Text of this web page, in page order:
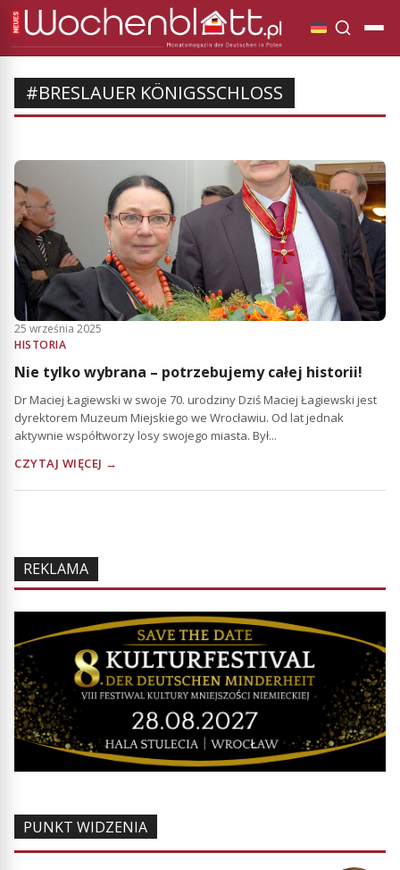
#BRESLAUER KÖNIGSSCHLOSS
25 września 2025
HISTORIA
Nie tylko wybrana – potrzebujemy całej historii!
Dr Maciej Łagiewski w swoje 70. urodziny Dziś Maciej Łagiewski jest
dyrektorem Muzeum Miejskiego we Wrocławiu. Od lat jednak
aktywnie współtworzy losy swojego miasta. Był...
CZYTAJ WIĘCEJ →
REKLAMA
PUNKT WIDZENIA